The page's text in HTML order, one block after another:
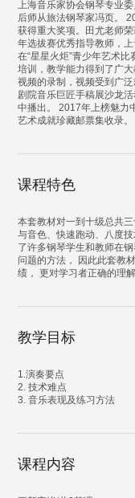
上海音乐家协会钢琴专业
后师从旅法钢琴家冯页。
获得重大奖项。田尤老师
年选拔赛优秀指导教师，
在“星星火炬”青少年艺术
培训，教学能力得到了广
视频的录制，视频受到广
剧院音乐巨匠手稿展沙龙
中播出。 2017年上榜魅力
艺术成就珍藏邮票集收录。
课程特色
本套教材对一到十级总共
与音色、快速跑动、八度
了许多钢琴学生和教师在
问题的方法， 因此此套教
绩， 更对学习者正确的理
教学目标
1.演奏要点
2. 技术难点
3. 音乐表现及练习方法
课程内容